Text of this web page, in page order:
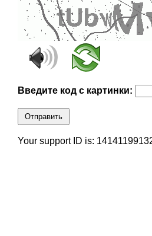
Введите код с картинки:
Отправить
Your support ID is: